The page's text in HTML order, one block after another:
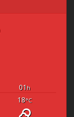
01 h
18°C